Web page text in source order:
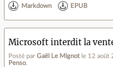
Markdown EPUB
Microsoft interdit la vente
Posté par Gaël Le Mignot le 12 août
Penso.